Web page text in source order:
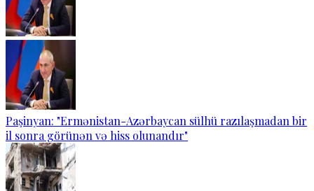
Paşinyan: "Ermənistan-Azərbaycan sülhü razılaşmadan bir
il sonra görünən və hiss olunandır"